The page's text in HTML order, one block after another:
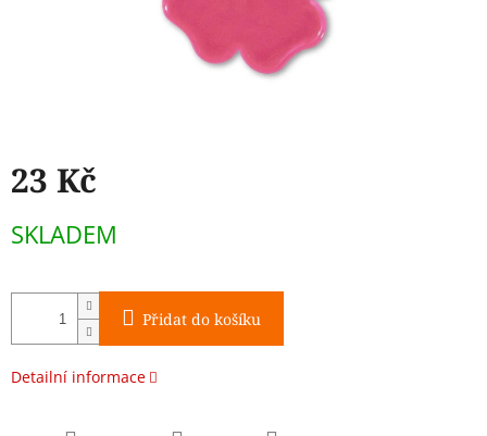
23 Kč
cena:
SKLADEM
Přidat do košíku
Detailní informace